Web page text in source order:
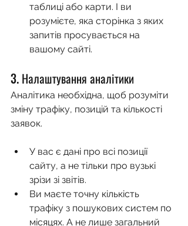
таблиці або карти. І ви
розумієте, яка сторінка з яких
запитів просувається на
вашому сайті.
3. Налаштування аналітики
Аналітика необхідна, щоб розуміти
зміну трафіку, позицій та кількості
заявок.
У вас є дані про всі позиції
сайту, а не тільки про вузькі
зрізи зі звітів.
Ви маєте точну кількість
трафіку з пошукових систем по
місяцях. А не лише загальний